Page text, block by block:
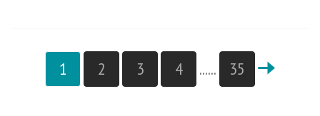
1 2 3 4 ...... 35